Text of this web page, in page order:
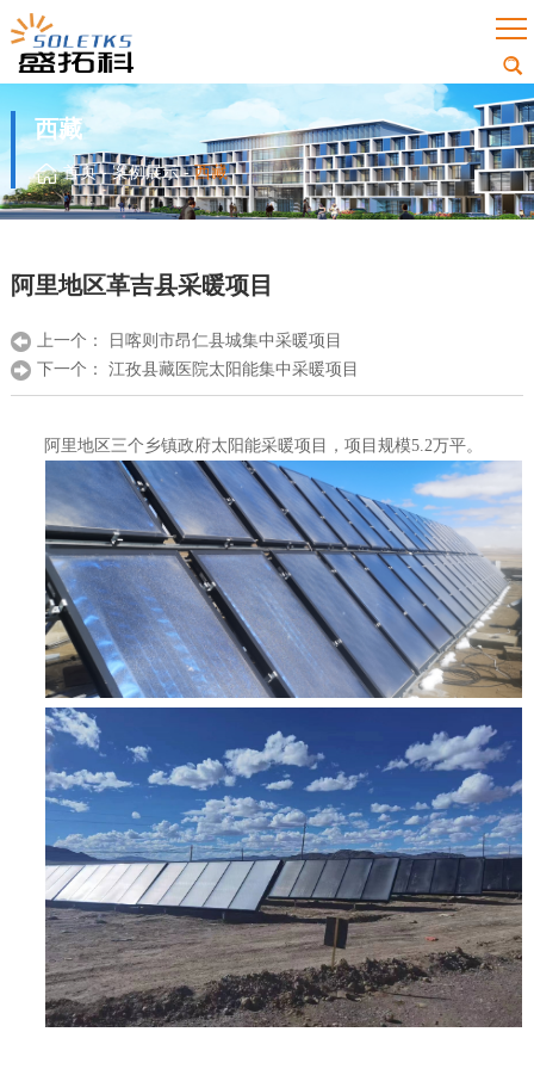
西藏
首页 - 案例展示 - 西藏
阿里地区革吉县采暖项目
上一个：
日喀则市昂仁县城集中采暖项目
下一个：
江孜县藏医院太阳能集中采暖项目
阿里地区三个乡镇政府太阳能采暖项目，项目规模5.2万平。